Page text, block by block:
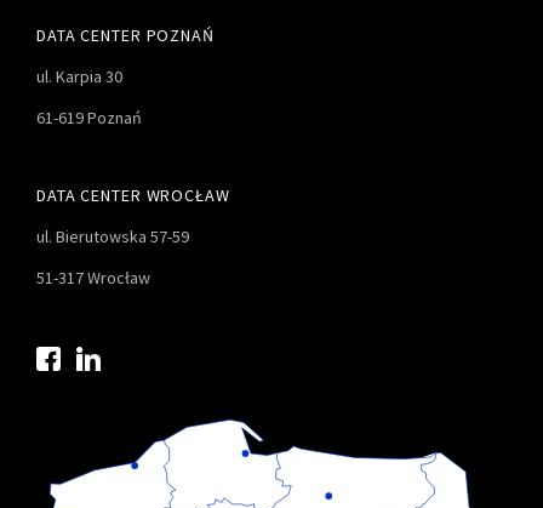
DATA CENTER POZNAŃ
ul. Karpia 30
61-619 Poznań
DATA CENTER WROCŁAW
ul. Bierutowska 57-59
51-317 Wrocław